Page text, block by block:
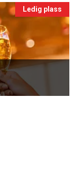
Ledig plass